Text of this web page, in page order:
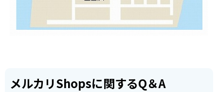
メルカリShopsに関するQ＆A